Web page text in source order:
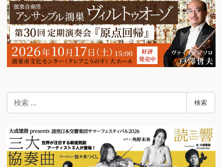
検
検索